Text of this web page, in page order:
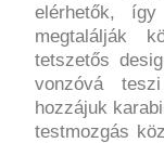
elérhetők,
megtalálják
tetszetős
vonzóvá
hozzájuk
testmozgás